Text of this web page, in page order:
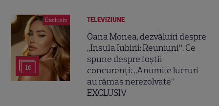
Exclusiv
16
TELEVIZIUNE
Oana Monea, dezvăluiri despre
„Insula Iubirii: Reuniuni”. Ce
spune despre foștii
concurenți: „Anumite lucruri
au rămas nerezolvate”
EXCLUSIV